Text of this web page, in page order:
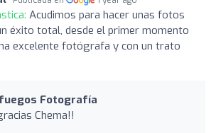
Acudimos para hacer unas fotos
éxito total, desde el primer momento
excelente fotógrafa y con un trato
Fotografía
Chema!!